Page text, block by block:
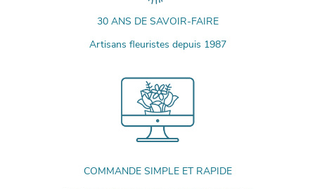
30 ANS DE SAVOIR-FAIRE
Artisans fleuristes depuis 1987
COMMANDE SIMPLE ET RAPIDE